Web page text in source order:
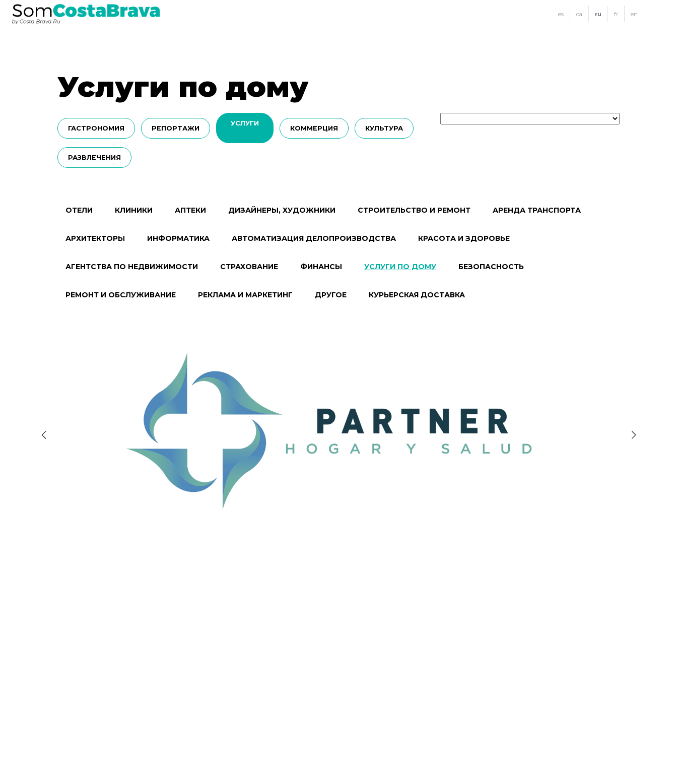
es ca ru fr en
Услуги по дому
ГАСТРОНОМИЯ РЕПОРТАЖИ
УСЛУГИ
КОММЕРЦИЯ КУЛЬТУРА
РАЗВЛЕЧЕНИЯ
ОТЕЛИ КЛИНИКИ АПТЕКИ ДИЗАЙНЕРЫ, ХУДОЖНИКИ СТРОИТЕЛЬСТВО И РЕМОНТ АРЕНДА ТРАНСПОРТА
АРХИТЕКТОРЫ ИНФОРМАТИКА АВТОМАТИЗАЦИЯ ДЕЛОПРОИЗВОДСТВА КРАСОТА И ЗДОРОВЬЕ
АГЕНТСТВА ПО НЕДВИЖИМОСТИ СТРАХОВАНИЕ ФИНАНСЫ УСЛУГИ ПО ДОМУ БЕЗОПАСНОСТЬ
РЕМОНТ И ОБСЛУЖИВАНИЕ РЕКЛАМА И МАРКЕТИНГ ДРУГОЕ КУРЬЕРСКАЯ ДОСТАВКА